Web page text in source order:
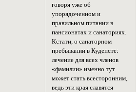
говоря уже об
упорядоченном и
правильном питании в
пансионатах и санаториях.
Кстати, о санаторном
пребывании в Кудепсте:
лечение для всех членов
«фамилии» именно тут
может стать всесторонним,
ведь эти края славятся